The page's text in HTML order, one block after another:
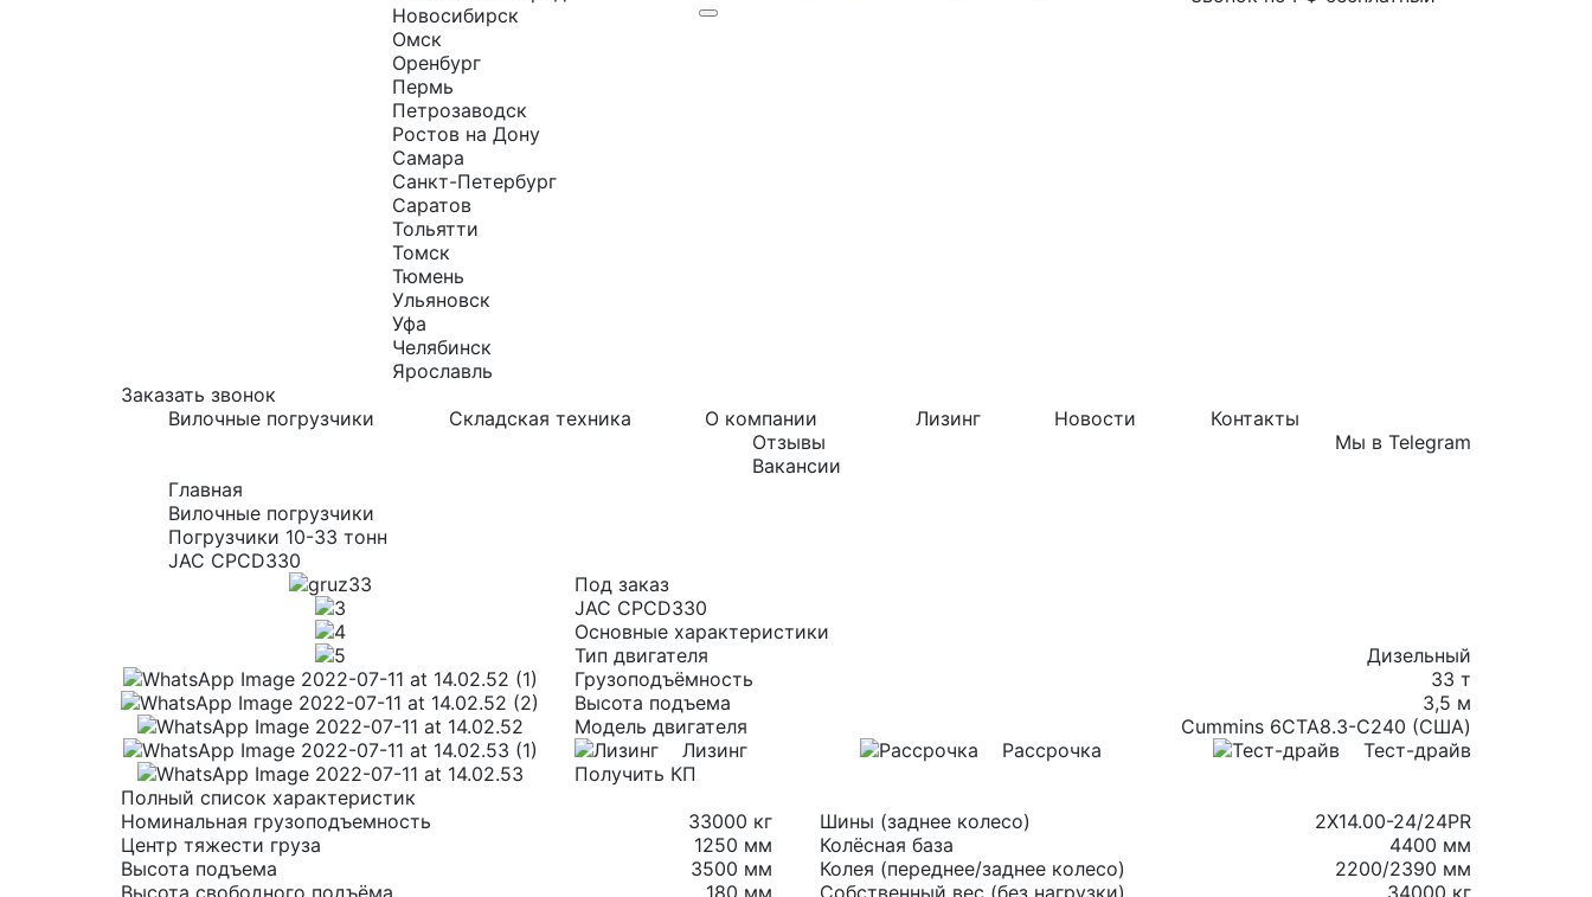
Новосибирск
Омск
Оренбург
Пермь
Петрозаводск
Ростов на Дону
Самара
Санкт-Петербург
Саратов
Тольятти
Томск
Тюмень
Ульяновск
Уфа
Челябинск
Ярославль
Заказать звонок
Вилочные погрузчики
Складская техника
О компании
Отзывы
Вакансии
Лизинг Новости
Контакты
Мы в Telegram
Главная
Вилочные погрузчики
Погрузчики 10-33 тонн
JAC CPCD330
Под заказ
JAC CPCD330
Основные характеристики
Тип двигателя
Дизельный
Грузоподъёмность
33 т
Высота подъема
3,5 м
Модель двигателя
Cummins 6CTA8.3-C240 (США)
Лизинг
Рассрочка
Тест-драйв
Получить КП
Полный список характеристик
Номинальная грузоподъемность
33000 кг
Центр тяжести груза
1250 мм
Высота подъема
3500 мм
Высота свободного подъёма
180 мм
Шины (заднее колесо)
2X14.00-24/24PR
Колёсная база
4400 мм
Колея (переднее/заднее колесо)
2200/2390 мм
Собственный вес (без нагрузки)
34000 кг